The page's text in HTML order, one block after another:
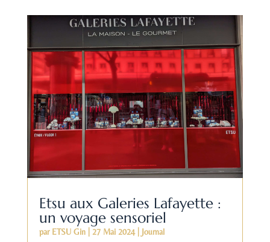
Etsu aux Galeries Lafayette :
un voyage sensoriel
par ETSU Gin| 27 Mai 2024| Journal